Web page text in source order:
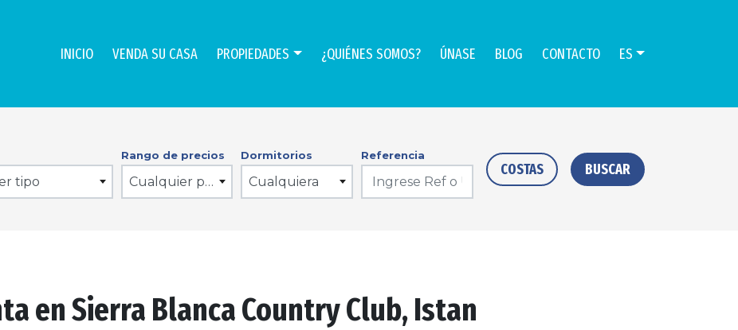
INICIO VENDA SU CASA PROPIEDADES ¿QUIÉNES SOMOS? ÚNASE BLOG CONTACTO ES
tipo
Rango de precios
Cualquier precio
Dormitorios
Cualquiera
Referencia
COSTAS BUSCAR
en Sierra Blanca Country Club, Istan